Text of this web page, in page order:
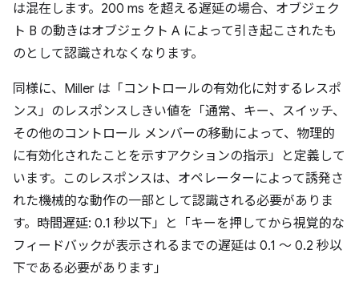
は混在します。200 ms を超える遅延の場合、オブジェク
ト B の動きはオブジェクト A によって引き起こされたも
のとして認識されなくなります。
同様に、Miller は「コントロールの有効化に対するレスポ
ンス」のレスポンスしきい値を「通常、キー、スイッチ、
その他のコントロール メンバーの移動によって、物理的
に有効化されたことを示すアクションの指示」と定義して
います。このレスポンスは、オペレーターによって誘発さ
れた機械的な動作の一部として認識される必要がありま
す。時間遅延: 0.1 秒以下」と「キーを押してから視覚的な
フィードバックが表示されるまでの遅延は 0.1 ～ 0.2 秒以
下である必要があります」